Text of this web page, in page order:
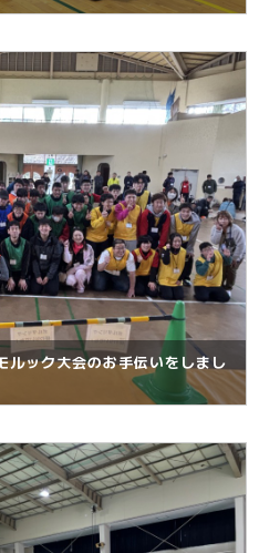
ルック大会のお手伝いをしまし